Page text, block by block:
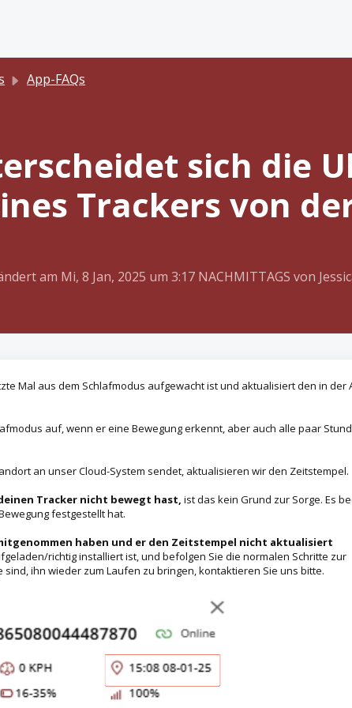
App-FAQs
sich die
Trackers von
am Mi, 8 Jan, 2025 um 3:17 NACHMITTAGS von
Mal aus dem Schlafmodus aufgewacht ist und aktualisiert den in der
auf, wenn er eine Bewegung erkennt, aber auch alle paar
an unser Cloud-System sendet, aktualisieren wir den Zeitstempel.
Tracker nicht bewegt hast, ist das kein Grund zur Sorge. Es
festgestellt hat.
haben und er den Zeitstempel nicht aktualisiert
richtig installiert ist, und befolgen Sie die normalen Schritte zur
sind, ihn wieder zum Laufen zu bringen, kontaktieren Sie uns bitte.